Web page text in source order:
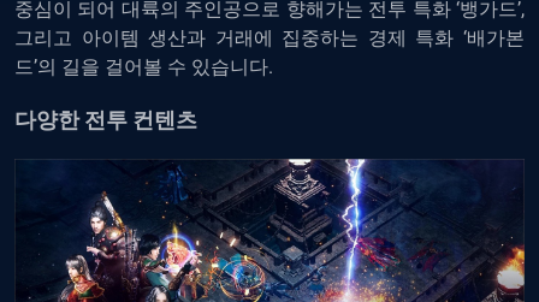
중심이 되어 대륙의 주인공으로 향해가는 전투 특화 ‘뱅가드’,
그리고 아이템 생산과 거래에 집중하는 경제 특화 ‘배가본
드’의 길을 걸어볼 수 있습니다.
다양한 전투 컨텐츠